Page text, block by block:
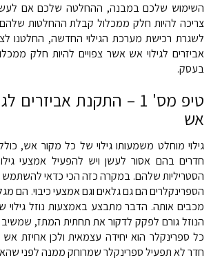
השימוש שלכם במבנה, ההחלטה שלכם אם
צריכה להיות חלק ממכלול קבלת ההחלטות
לשגרת רכישת מערכת הגילוי החדשה, החלטנו
אביזרים לגילוי אש אשר צפויים להיות חלק
בעסק.
טיפ מס' 1 – התקנת
אש
גילוי מוחלט משמעותו גילוי של כל מקור אש,
חדרים בהם אסור לעשן ויש להפעיל אמצעי
הסטריליות שלהם. במקרה כזה הכי כדאי להשתמש
הספרינקלרים הם גם גלאים וגם אמצעי כיבוי. הם
מכבים אותה. הדבר מתבצע באמצעות נוזל גילוי
הנוזל גורם לפקק לדקור את תחתית המתז,
כל ספרינקלר הוא יחידה עצמאית ולכן אחיזת
חדר לא תפעיל ספרינקלר שמרוחק ממנה לפני